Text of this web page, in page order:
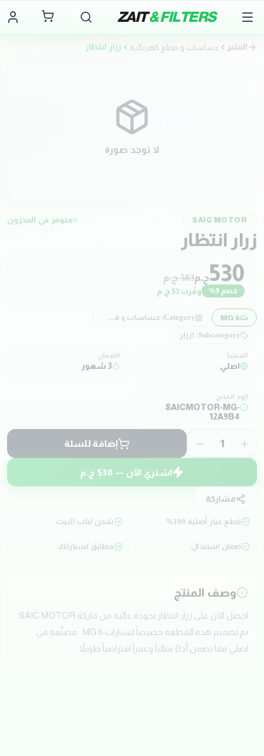
ZAIT& FILTERS
المتجر حساسات و قطع كهربائية زرار انتظار
لا توجد صورة
SAIC MOTOR متوفر في المخزون
زرار انتظار
530ج.م583ج.م
خصم 9
% وفّرت 53 ج.م
MG 6
Category: حساسات و قطع كهربائية
Subcategory: ازرار
المنشأ
اصلي
الضمان
3 شهور
كود المنتج
SAICMOTOR-MG-
12A9B4
1 إضافة للسلة
اشتري الآن — 530 ج.م
مشاركة
قطع غيار أصلية 100% شحن لباب البيت
ضمان استبدال مطابق لسيارتك
وصف المنتج
تم تصميم هذه القطعة خصيصاً لسيارات MG 6 . مصنّعة في
اصلي مما يضمن أداءً مثالياً وعمراً افتراضياً طويلاً.